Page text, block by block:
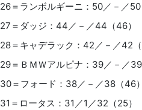
26＝ランボルギーニ：50／－／50
27＝ダッジ：44／－／44（46）
28＝キャデラック：42／－／42（
29＝ＢＭＷアルピナ：39／－／39
30＝フォード：38／－／38（46）
31＝ロータス：31／1／32（25）